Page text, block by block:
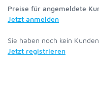
Preise für angemeldete
Jetzt anmelden
Sie haben noch kein
Jetzt registrieren